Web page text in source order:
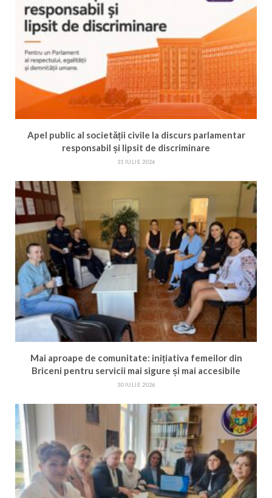
Apel public al societății civile la discurs parlamentar
responsabil și lipsit de discriminare
31 IULIE 2026
Mai aproape de comunitate: inițiativa femeilor din
Briceni pentru servicii mai sigure și mai accesibile
30 IULIE 2026